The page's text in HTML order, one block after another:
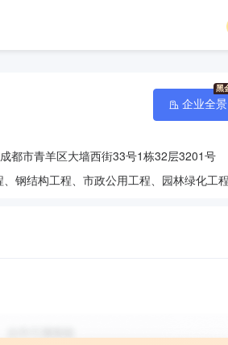
成都市青羊区大墙西街33号1栋32层3201号
企业全景